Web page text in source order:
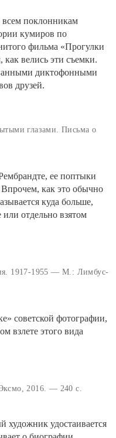
поклонникам
кумиров по
фильма «Прогулки
велись эти съемки.
диктофонными
друзей.
глазами. Письма о
ее поптыки
как это обычно
куда больше,
или отдельно взятом
1917-1955 — М.: Лимбус-
советской фотографии,
взлете этого вида
2016. — 240 с.
художник удостаивается